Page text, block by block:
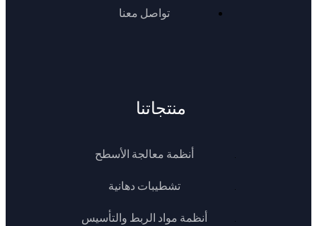
تواصل معنا
منتجاتنا
أنظمة معالجة الأسطح
تشطيبات دهانية
أنظمة مواد الربط والتأسيس